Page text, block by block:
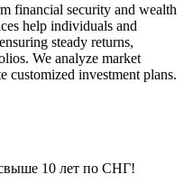
financial security and wealth
help individuals and
steady returns,
We analyze market
customized investment plans.
10 лет по СНГ!